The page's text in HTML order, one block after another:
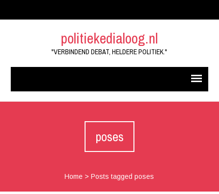
politiekedialoog.nl
"VERBINDEND DEBAT, HELDERE POLITIEK."
poses
Home >Posts tagged poses